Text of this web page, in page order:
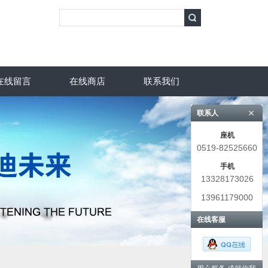
线留言 在线商店 联系我们
联系人
座机
0519-82525660
手机
13328173026
13961179000
在线客服